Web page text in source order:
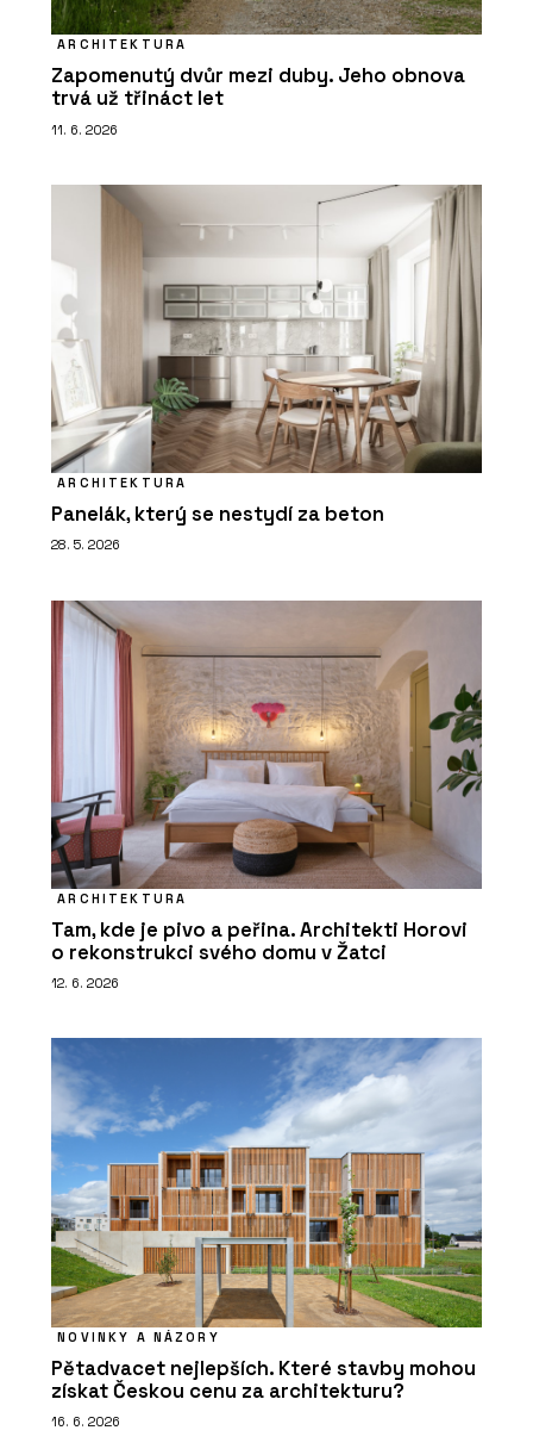
ARCHITEKTURA
Zapomenutý dvůr mezi duby. Jeho obnova
trvá už třináct let
11. 6. 2026
ARCHITEKTURA
Panelák, který se nestydí za beton
28. 5. 2026
ARCHITEKTURA
Tam, kde je pivo a peřina. Architekti Horovi
o rekonstrukci svého domu v Žatci
12. 6. 2026
NOVINKY A NÁZORY
Pětadvacet nejlepších. Které stavby mohou
získat Českou cenu za architekturu?
16. 6. 2026